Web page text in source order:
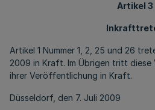
Artikel 3
Artikel 1 Nummer 1, 2, 25 und 26
2009 in Kraft. Im Übrigen tritt diese
ihrer Veröffentlichung in Kraft.
Düsseldorf, den 7. Juli 2009